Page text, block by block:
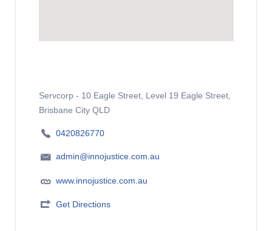
Servcorp - 10 Eagle Street, Level 19 Eagle Street,
Brisbane City QLD
0420826770
admin@innojustice.com.au
www.innojustice.com.au
Get Directions